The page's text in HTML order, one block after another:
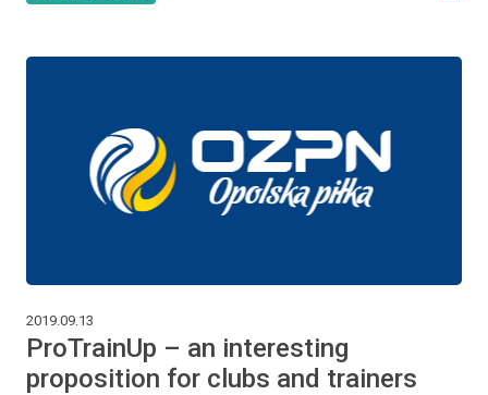
2019.09.13
ProTrainUp – an interesting
proposition for clubs and trainers